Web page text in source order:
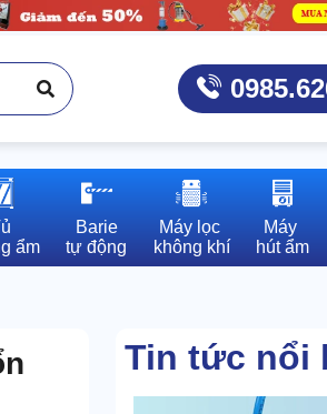
ẩm
Barie
tự động
Máy lọc
không khí
Máy
hút ẩm
Tin tức nổi